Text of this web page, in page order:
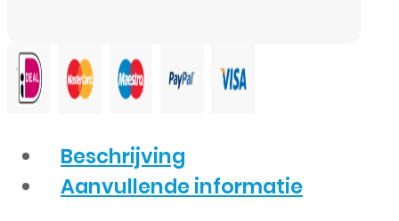
aantal
Beschrijving
Aanvullende informatie